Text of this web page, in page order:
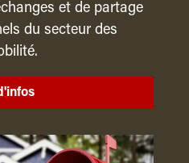
et de partage
du secteur des